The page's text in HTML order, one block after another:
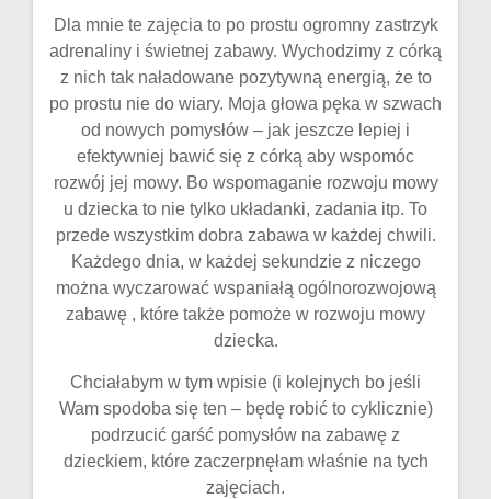
Dla mnie te zajęcia to po prostu ogromny zastrzyk
adrenaliny i świetnej zabawy. Wychodzimy z córką
z nich tak naładowane pozytywną energią, że to
po prostu nie do wiary. Moja głowa pęka w szwach
od nowych pomysłów – jak jeszcze lepiej i
efektywniej bawić się z córką aby wspomóc
rozwój jej mowy. Bo wspomaganie rozwoju mowy
u dziecka to nie tylko układanki, zadania itp. To
przede wszystkim dobra zabawa w każdej chwili.
Każdego dnia, w każdej sekundzie z niczego
można wyczarować wspaniałą ogólnorozwojową
zabawę , które także pomoże w rozwoju mowy
dziecka.
Chciałabym w tym wpisie (i kolejnych bo jeśli
Wam spodoba się ten – będę robić to cyklicznie)
podrzucić garść pomysłów na zabawę z
dzieckiem, które zaczerpnęłam właśnie na tych
zajęciach.